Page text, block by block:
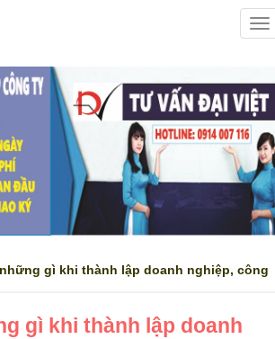
gì khi thành lập doanh nghiệp, công
gì khi thành lập doanh